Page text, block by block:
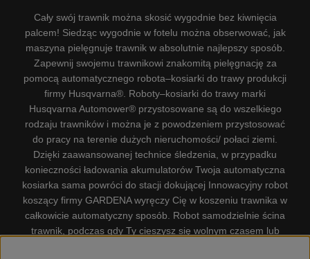
Cały swój trawnik można skosić wygodnie bez kiwnięcia
palcem! Siedząc wygodnie w fotelu można obserwować, jak
maszyna pielęgnuje trawnik w absolutnie najlepszy sposób.
Zapewnij swojemu trawnikowi znakomitą pielęgnację za
pomocą automatycznego robota–kosiarki do trawy produkcji
firmy Husqvarna®. Roboty–kosiarki do trawy marki
Husqvarna Automower® przystosowane są do wszelkiego
rodzaju trawników i można je z powodzeniem przystosować
do pracy na terenie dużych nieruchomości/ połaci ziemi.
Dzięki zaawansowanej technice śledzenia, w przypadku
konieczności ładowania akumulatorów Twoja automatyczna
kosiarka sama powróci do stacji dokującej Innowacyjny robot
koszący firmy GARDENA wyręczy Cię w koszeniu trawnika w
całkowicie automatyczny sposób. Robot samodzielnie ścina
trawnik, podczas gdy Ty cieszysz się wolnym czasem lub